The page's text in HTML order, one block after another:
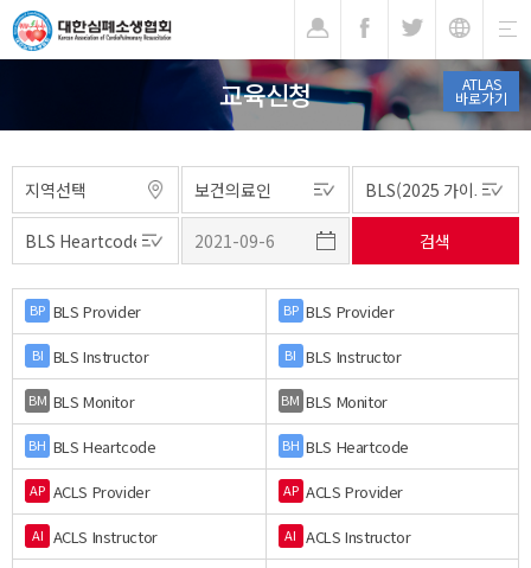
ATLAS
바로가기
교육신청
BP BLS Provider BP BLS Provider
BI BLS Instructor BI BLS Instructor
BM BLS Monitor BM BLS Monitor
BH BLS Heartcode BH BLS Heartcode
AP ACLS Provider AP ACLS Provider
AI ACLS Instructor AI ACLS Instructor